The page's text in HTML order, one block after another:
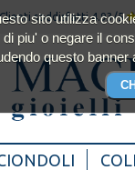
Clienti soddisfatti 4.93/5
sito utilizza
piu' o negare il
questo